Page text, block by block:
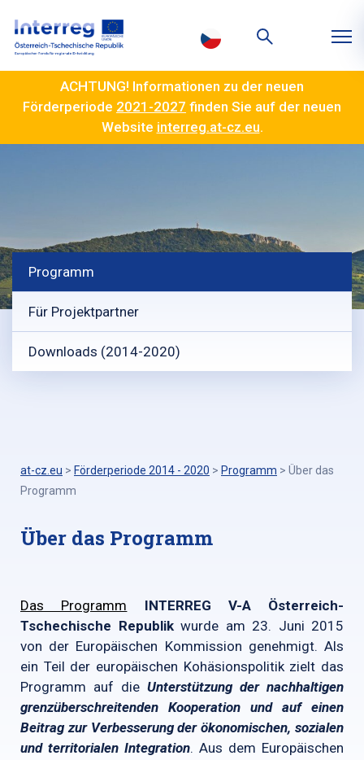
ACHTUNG! Informationen zu der neuen
Förderperiode 2021-2027 finden Sie auf der neuen
Website interreg.at-cz.eu.
Programm
Für Projektpartner
Downloads (2014-2020)
at-cz.eu > Förderperiode 2014 - 2020 > Programm > Über das
Programm
Über das Programm
Das Programm
INTERREG V-A Österreich-
Tschechische Republikwurde am 23. Juni 2015
von der Europäischen Kommission genehmigt. Als
ein Teil der europäischen Kohäsionspolitik zielt das
Programm auf die Unterstützung der nachhaltigen
grenzüberschreitenden Kooperation und auf einen
Beitrag zur Verbesserung der ökonomischen, sozialen
und territorialen Integration. Aus dem Europäischen